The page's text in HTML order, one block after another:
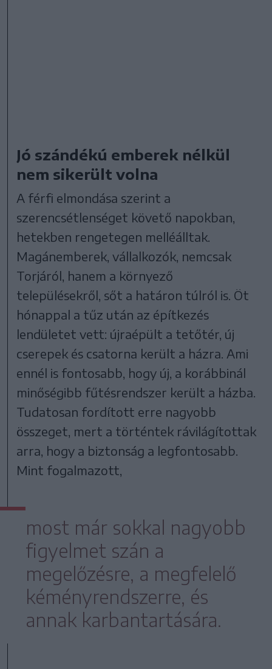
Jó szándékú emberek nélkül
nem sikerült volna
A férfi elmondása szerint a
szerencsétlenséget követő napokban,
hetekben rengetegen melléálltak.
Magánemberek, vállalkozók, nemcsak
Torjáról, hanem a környező
településekről, sőt a határon túlról is. Öt
hónappal a tűz után az építkezés
lendületet vett: újraépült a tetőtér, új
cserepek és csatorna került a házra. Ami
ennél is fontosabb, hogy új, a korábbinál
minőségibb fűtésrendszer került a házba.
Tudatosan fordított erre nagyobb
összeget, mert a történtek rávilágítottak
arra, hogy a biztonság a legfontosabb.
Mint fogalmazott,
most már sokkal nagyobb
figyelmet szán a
megelőzésre, a megfelelő
kéményrendszerre, és
annak karbantartására.